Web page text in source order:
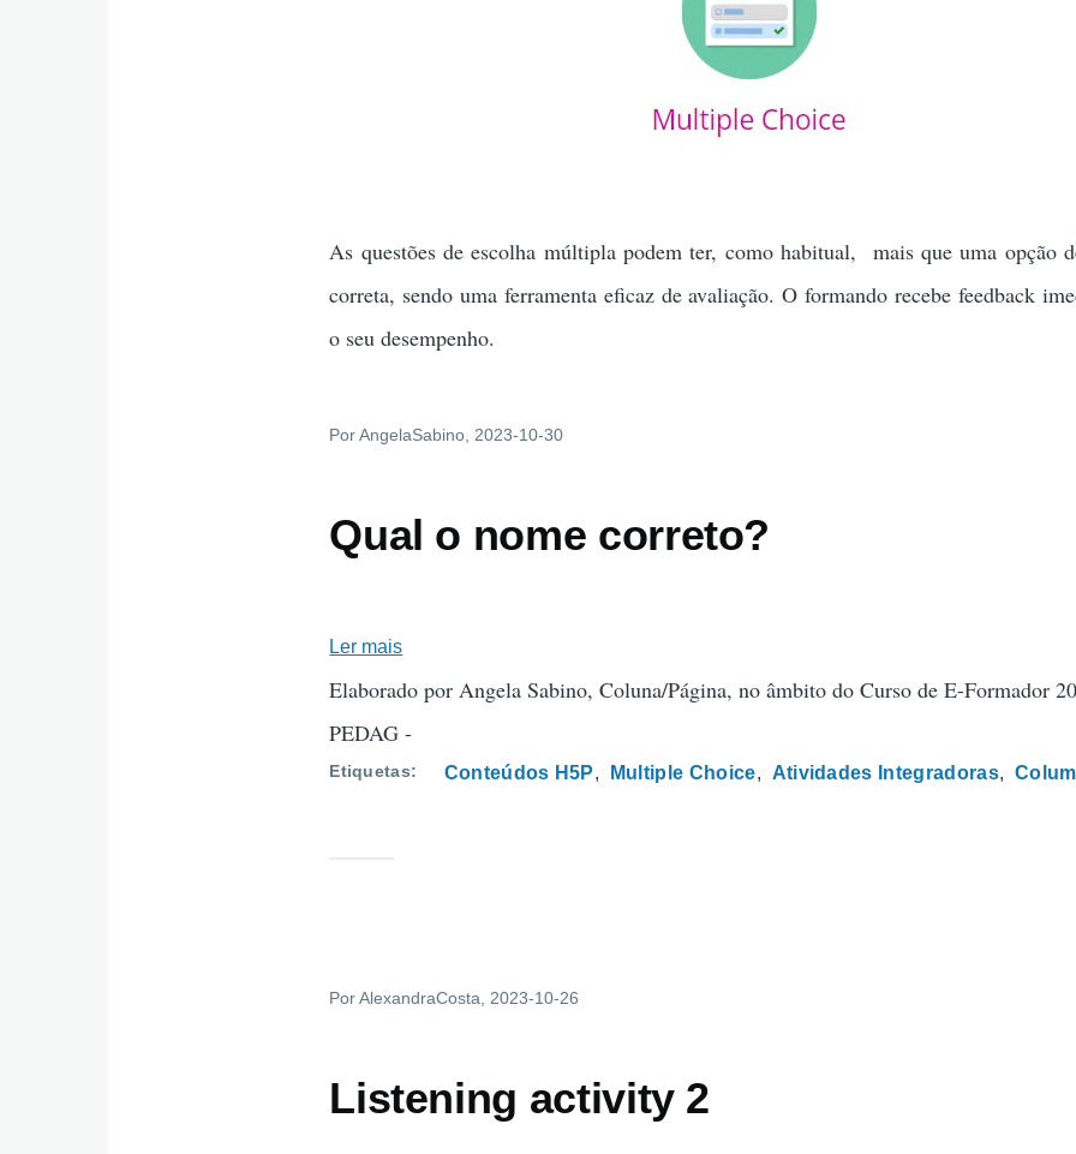
As questões de escolha múltipla podem ter, como habitual, mais que uma opção
correta, sendo uma ferramenta eficaz de avaliação. O formando recebe feedback
o seu desempenho.
PorAngelaSabino , 2023-10-30
Qual o nome correto?
Ler mais
Qual
nome
correto?
Elaborado por Angela Sabino, Coluna/Página, no âmbito do Curso de E-Formador
PEDAG -
Etiquetas Conteúdos H5P Multiple Choice Atividades Integradoras
PorAlexandraCosta , 2023-10-26
Listening activity 2